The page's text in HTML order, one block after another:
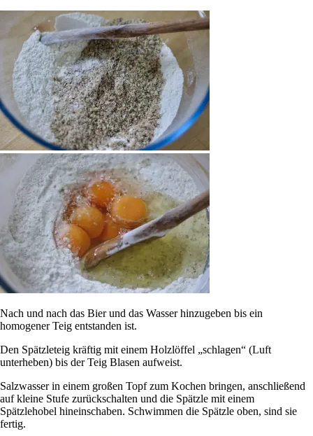
Nach und nach das Bier und das Wasser hinzugeben bis ein
homogener Teig entstanden ist.
Den Spätzleteig kräftig mit einem Holzlöffel „schlagen“ (Luft
unterheben) bis der Teig Blasen aufweist.
Salzwasser in einem großen Topf zum Kochen bringen, anschließend
auf kleine Stufe zurückschalten und die Spätzle mit einem
Spätzlehobel hineinschaben. Schwimmen die Spätzle oben, sind sie
fertig.